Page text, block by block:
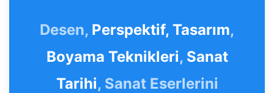
Desen, Perspektif, Tasarım,
Boyama Teknikleri, Sanat
Tarihi, Sanat Eserlerini